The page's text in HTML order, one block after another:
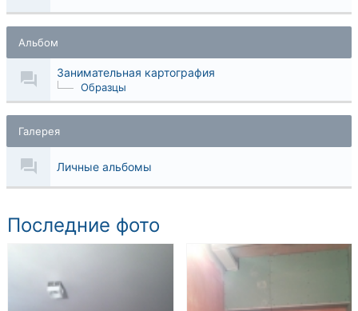
Альбом
Занимательная картография
Образцы
Галерея
Личные альбомы
Последние фото